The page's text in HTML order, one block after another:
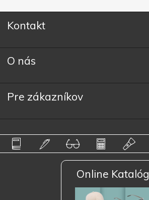
Kontakt
O nás
Pre zákazníkov
Online Katalóg